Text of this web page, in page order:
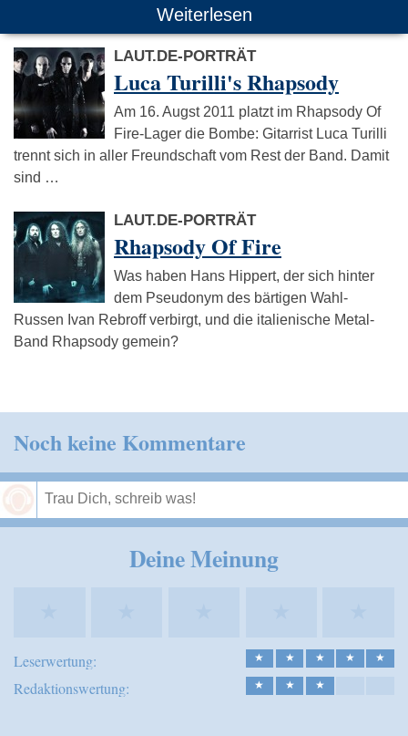
Weiterlesen
LAUT.DE-PORTRÄT
Luca Turilli's Rhapsody
Am 16. Augst 2011 platzt im Rhapsody Of
Fire-Lager die Bombe: Gitarrist Luca Turilli
trennt sich in aller Freundschaft vom Rest der Band. Damit
sind …
LAUT.DE-PORTRÄT
Rhapsody Of Fire
Was haben Hans Hippert, der sich hinter
dem Pseudonym des bärtigen Wahl-
Russen Ivan Rebroff verbirgt, und die italienische Metal-
Band Rhapsody gemein?
Noch keine Kommentare
Deine Meinung
Leserwertung: ★ ★ ★ ★ ★
Redaktionswertung: ★ ★ ★